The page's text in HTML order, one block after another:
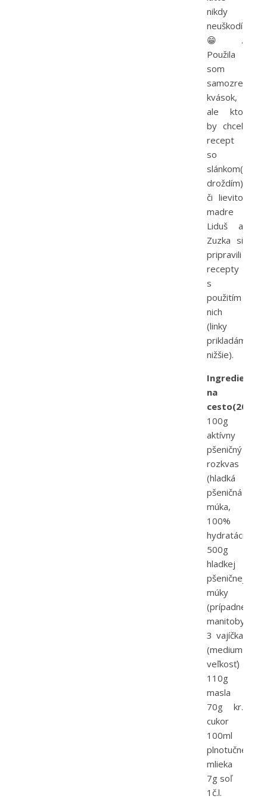
nikdy
neuškodí
😁.
Použila
som
samozrejme
kvások,
ale kto
by chcel
recept
so
droždím)
či lievito
madre
Liduš a
Zuzka si
pripravili
recepty
s
použitím
nich
(linky
prikladám
nižšie).
Ingrediencie
na
cesto(20ks):
100g
aktívny
pšeničný
rozkvas
(hladká
pšeničná
múka,
100%
hydratácia)
500g
hladkej
pšeničnej
múky
(prípadne
manitoby)
3 vajíčka
(medium
veľkosť)
110g
masla
70g kr.
cukor
100ml
plnotučného
mlieka
7g soľ
1č.l.